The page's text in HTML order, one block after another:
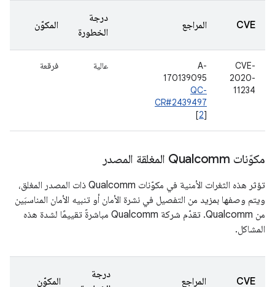
CVE المراجع
درجة
الخطورة
المكوّن
CVE-
2020-
11234
A-
170139095
QC-
CR#2439497
[2]
عالية فرقعة
مكوّنات Qualcomm المغلقة المصدر
تؤثر هذه الثغرات الأمنية في مكوّنات Qualcomm ذات المصدر المغلق،
ويتم وصفها بمزيد من التفصيل في نشرة الأمان أو تنبيه الأمان المناسبَين
من Qualcomm. تقدّم شركة Qualcomm مباشرةً تقييمًا لشدة هذه
المشاكل.
CVE المراجع
درجة
المكوّن